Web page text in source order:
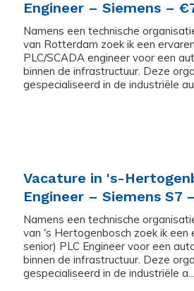
Engineer – Siemens –
Namens een technische
van Rotterdam zoek ik een
PLC/SCADA engineer voor een
binnen de infrastructuur. Deze
gespecialiseerd in de industriële
Vacature in 's-
Engineer – Siemens S7
Namens een technische
van 's Hertogenbosch zoek ik een
senior) PLC Engineer voor een
binnen de infrastructuur. Deze
gespecialiseerd in de industriële a...